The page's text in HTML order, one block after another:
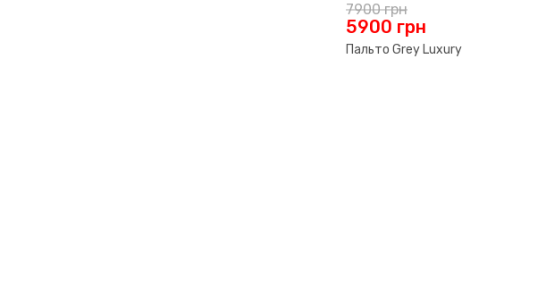
7900грн
5900 грн
Пальто Grey Luxury